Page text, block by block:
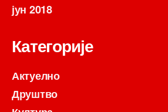
јун 2018
Категорије
Актуелно
Друштво